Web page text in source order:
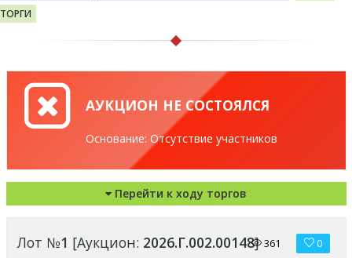
ТОРГИ
АУКЦИОН НЕ СОСТОЯЛСЯ
Основание: Отсутствие участников
Перейти к ходу торгов
Лот №1 [Аукцион: 2026.Г.002.00148] 361 0